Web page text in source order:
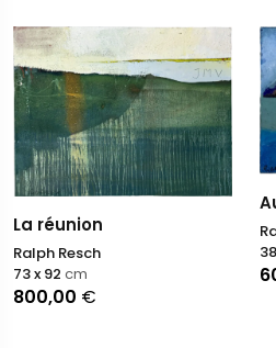
La réunion
Ralph Resch
800,00 €
73 x 92 cm